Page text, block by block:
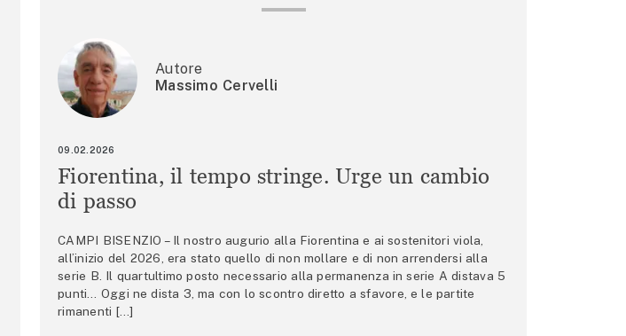
Autore
Massimo Cervelli
09.02.2026
Fiorentina, il tempo stringe. Urge un cambio
di passo
CAMPI BISENZIO – Il nostro augurio alla Fiorentina e ai sostenitori viola,
all’inizio del 2026, era stato quello di non mollare e di non arrendersi alla
serie B. Il quartultimo posto necessario alla permanenza in serie A distava 5
punti… Oggi ne dista 3, ma con lo scontro diretto a sfavore, e le partite
rimanenti […]